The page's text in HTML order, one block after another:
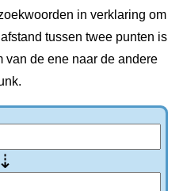
in verklaring om
tussen twee punten is
van de ene naar de andere
⇢